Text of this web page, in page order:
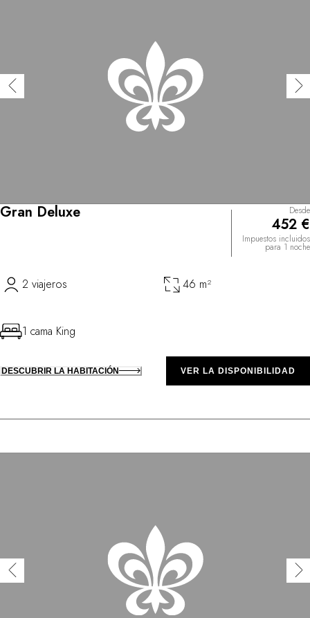
Gran Deluxe Desde
452 €
Impuestos incluidos
para 1 noche
2 viajeros 46 m²
1 cama King
DESCUBRIR LA HABITACIÓN VER LA DISPONIBILIDAD